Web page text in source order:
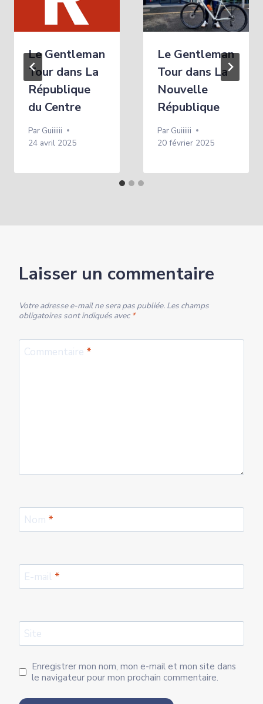
Le Gentleman
Tour dans La
République
du Centre
Par Guiiiiii
24 avril 2025
Le Gentleman
Tour dans La
Nouvelle
République
Par Guiiiiii
20 février 2025
Laisser un commentaire
Votre adresse e-mail ne sera pas publiée. Les champs
obligatoires sont indiqués avec*
Commentaire *
Nom *
E-mail *
Site
Enregistrer mon nom, mon e-mail et mon site dans
le navigateur pour mon prochain commentaire.